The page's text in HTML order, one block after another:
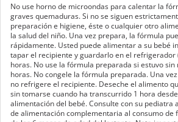
No use horno de microondas para calentar la
graves quemaduras. Si no se siguen
preparación e higiene, éste o cualquier otro
la salud del niño. Una vez prepara, la fórmula
rápidamente. Usted puede alimentar a su bebé
tapar el recipiente y guardarlo en el refrigerador
horas. No use la fórmula preparada si estuvo
horas. No congele la fórmula preparada. Una
no refrigere el recipiente. Deseche el alimento
sin tomarse cuando ha transcurrido 1 hora
alimentación del bebé. Consulte con su pediatra
de alimentación complementaria al consumo